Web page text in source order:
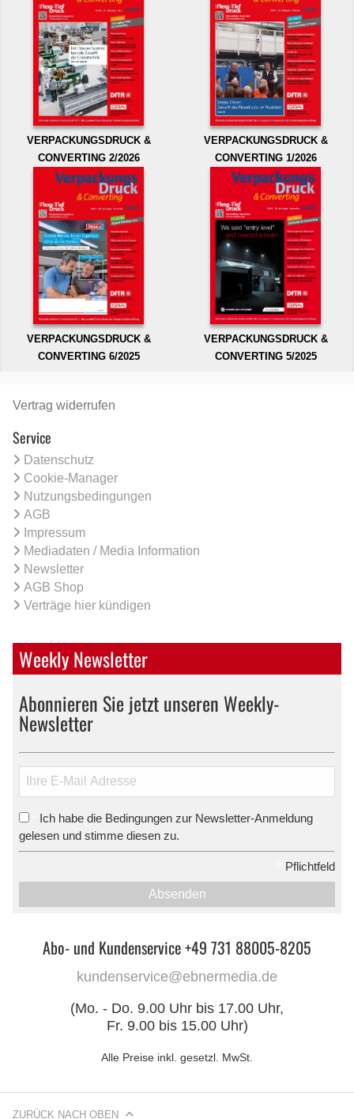
VERPACKUNGSDRUCK &
CONVERTING 2/2026
VERPACKUNGSDRUCK &
CONVERTING 1/2026
VERPACKUNGSDRUCK &
CONVERTING 6/2025
VERPACKUNGSDRUCK &
CONVERTING 5/2025
Vertrag widerrufen
Service
Datenschutz
Cookie-Manager
Nutzungsbedingungen
AGB
Impressum
Mediadaten / Media Information
Newsletter
AGB Shop
Verträge hier kündigen
Weekly Newsletter
Abonnieren Sie jetzt unseren Weekly-
Newsletter
Ich habe die Bedingungen zur Newsletter-Anmeldung
gelesen und stimme diesen zu.
Pflichtfeld
Absenden
Abo- und Kundenservice +49 731 88005-8205
kundenservice@ebnermedia.de
(Mo. - Do. 9.00 Uhr bis 17.00 Uhr,
Fr. 9.00 bis 15.00 Uhr)
Alle Preise inkl. gesetzl. MwSt.
ZURÜCK NACH OBEN